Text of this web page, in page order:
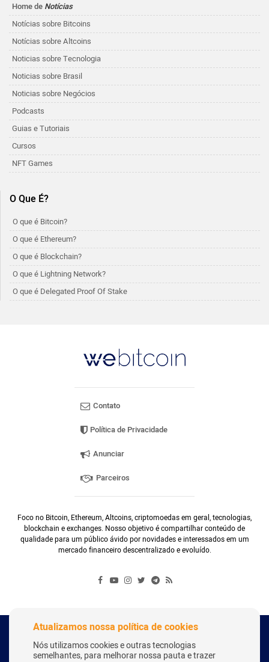
Home de Notícias
Notícias sobre Bitcoins
Notícias sobre Altcoins
Noticias sobre Tecnologia
Noticias sobre Brasil
Noticias sobre Negócios
Podcasts
Guias e Tutoriais
Cursos
NFT Games
O Que É?
O que é Bitcoin?
O que é Ethereum?
O que é Blockchain?
O que é Lightning Network?
O que é Delegated Proof Of Stake
Contato
Política de Privacidade
Anunciar
Parceiros
Foco no Bitcoin, Ethereum, Altcoins, criptomoedas em geral, tecnologias,
blockchain e exchanges. Nosso objetivo é compartilhar conteúdo de
qualidade para um público ávido por novidades e interessados em um
mercado financeiro descentralizado e evoluído.
Copyright Webitcoin 2018 - Todos os Direitos Reservados
Atualizamos nossa política de cookies
Nós utilizamos cookies e outras tecnologias
semelhantes, para melhorar nossa pauta e trazer